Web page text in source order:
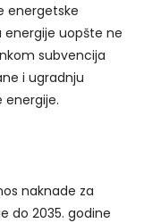
energetske
energije uopšte ne
subvencija
i ugradnju
energije.
naknade za
do 2035. godine